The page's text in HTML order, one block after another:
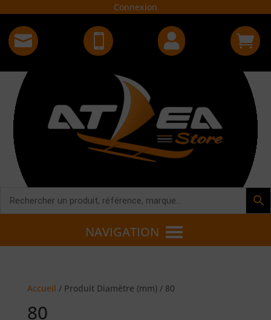
Connexion
   
NAVIGATION
Accueil / Produit Diamètre (mm) / 80
80